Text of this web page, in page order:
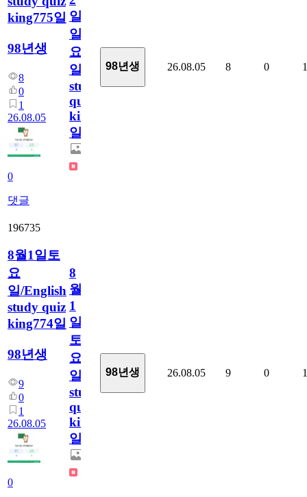
king775일
98년생
8
0
1
26.08.05
0
댓글
일
일
요
일/English
study
quiz
king775
일
98년생 26.08.05 8 0 1
196735
8월1일토
요
일/English
study quiz
king774일
98년생
9
0
1
26.08.05
0
8
월
1
일
토
요
일/English
study
quiz
king774
일
98년생 26.08.05 9 0 1